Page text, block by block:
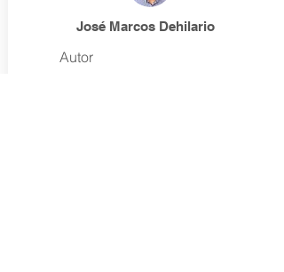
José Marcos Dehilario
Autor